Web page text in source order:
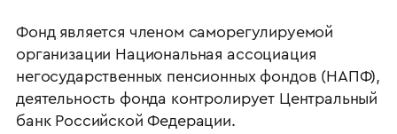
Фонд является членом саморегулируемой
организации Национальная ассоциация
негосударственных пенсионных фондов (НАПФ),
деятельность фонда контролирует Центральный
банк Российской Федерации.